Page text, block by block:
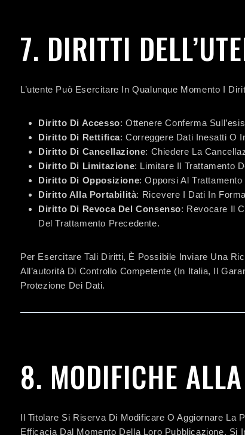
7. DIRITTI
L’utente Può Esercitare In Qualunque Momento I
Diritto Di Accesso: Ottenere Conferma
Diritto Di Rettifica: Correggere Dati Inesatti O
Diritto Di Cancellazione: Chiedere La
Diritto Di Limitazione: Limitare Il Trattamento
Diritto Di Opposizione: Opporsi Al
Diritto Alla Portabilità: Ricevere I Dati In
Diritto Di Revoca Del Consenso: Revocare Il
Del Trattamento Precedente.
Per Esercitare Tali Diritti, È Possibile Inviare Una
All’autorità Di Controllo Competente (in Italia, Il
Protezione Dei Dati.
8. MODIFICHE
Il Titolare Si Riserva Di Modificare O Aggiornare La
Efficacia Dal Momento Della Loro Pubblicazione. Si